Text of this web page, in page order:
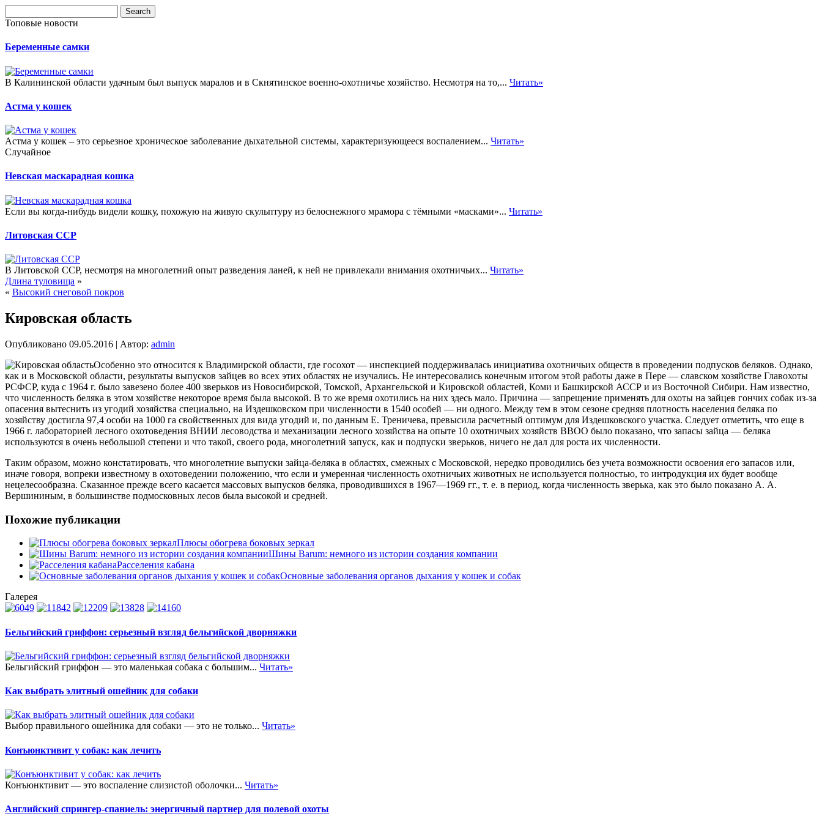
Топовые новости
Беременные самки
В Калининской области удачным был выпуск маралов и в Скнятинское военно-охотничье хозяйство. Несмотря на то,... Читать»
Астма у кошек
Астма у кошек – это серьезное хроническое заболевание дыхательной системы, характеризующееся воспалением... Читать»
Случайное
Невская маскарадная кошка
Если вы когда-нибудь видели кошку, похожую на живую скульптуру из белоснежного мрамора с тёмными «масками»... Читать»
Литовская ССР
В Литовской ССР, несмотря на многолетний опыт разведения ланей, к ней не привлекали внимания охотничьих... Читать»
Длина туловища »
« Высокий снеговой покров
Кировская область
Опубликовано 09.05.2016 | Автор: admin
Особенно это относится к Владимирской области, где госохот — инспекцией поддерживалась инициатива охотничьих обществ в проведении подпусков беляков. Однако,
как и в Московской области, результаты выпусков зайцев во всех этих областях не изучались. Не интересовались конечным итогом этой работы даже в Пере — славском хозяйстве Главохоты
РСФСР, куда с 1964 г. было завезено более 400 зверьков из Новосибирской, Томской, Архангельской и Кировской областей, Коми и Башкирской АССР и из Восточной Сибири. Нам известно,
что численность беляка в этом хозяйстве некоторое время была высокой. В то же время охотились на них здесь мало. Причина — запрещение применять для охоты на зайцев гончих собак из-за
опасения вытеснить из угодий хозяйства специально, на Издешковском при численности в 1540 особей — ни одного. Между тем в этом сезоне средняя плотность населения беляка по
хозяйству достигла 97,4 особи на 1000 га свойственных для вида угодий и, по данным Е. Треничева, превысила расчетный оптимум для Издешковского участка. Следует отметить, что еще в
1966 г. лабораторией лесного охотоведения ВНИИ лесоводства и механизации лесного хозяйства на опыте 10 охотничьих хозяйств ВВОО было показано, что запасы зайца — беляка
используются в очень небольшой степени и что такой, своего рода, многолетний запуск, как и подпуски зверьков, ничего не дал для роста их численности.
Таким образом, можно констатировать, что многолетние выпуски зайца-беляка в областях, смежных с Московской, нередко проводились без учета возможности освоения его запасов или,
иначе говоря, вопреки известному в охотоведении положению, что если и умеренная численность охотничьих животных не используется полностью, то интродукция их будет вообще
нецелесообразна. Сказанное прежде всего касается массовых выпусков беляка, проводившихся в 1967—1969 гг., т. е. в период, когда численность зверька, как это было показано А. А.
Вершининым, в большинстве подмосковных лесов была высокой и средней.
Похожие публикации
Плюсы обогрева боковых зеркал
Шины Barum: немного из истории создания компании
Расселения кабана
Основные заболевания органов дыхания у кошек и собак
Галерея
Бельгийский гриффон: серьезный взгляд бельгийской дворняжки
Бельгийский гриффон — это маленькая собака с большим... Читать»
Как выбрать элитный ошейник для собаки
Выбор правильного ошейника для собаки — это не только... Читать»
Конъюнктивит у собак: как лечить
Конъюнктивит — это воспаление слизистой оболочки... Читать»
Английский спрингер-спаниель: энергичный партнер для полевой охоты